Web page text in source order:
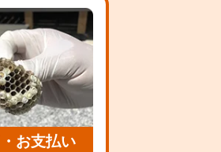
お支払い